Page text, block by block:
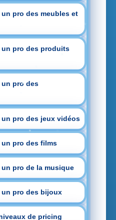
un pro des meubles et
un pro des produits
un pro des
un pro des jeux vidéos
un pro des films
un pro de la musique
un pro des bijoux
de pricing